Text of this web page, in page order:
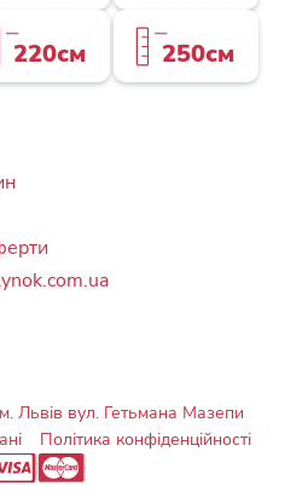
220см 250см
Львів вул. Гетьмана Мазепи
Політика конфіденційності